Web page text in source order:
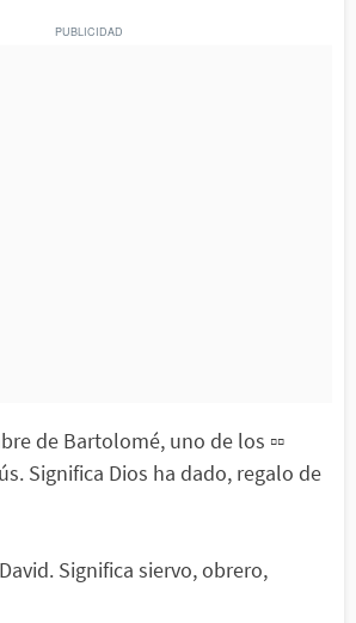
de Bartolomé, uno de los ▫▫
Significa Dios ha dado, regalo de
Significa siervo, obrero,